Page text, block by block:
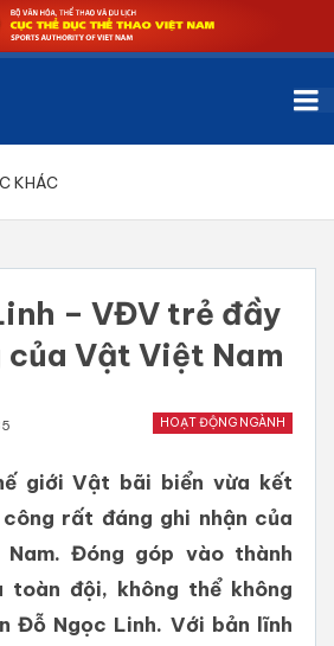
KHÁC
– VĐV trẻ đầy
Vật Việt Nam
HOẠT ĐỘNG NGÀNH
giới Vật bãi biển vừa kết
rất đáng ghi nhận của
Đóng góp vào thành
toàn đội, không thể không
Đỗ Ngọc Linh. Với bản lĩnh